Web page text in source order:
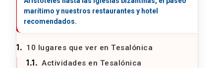
10 lugares que ver en Tesalónica
Actividades en Tesalónica